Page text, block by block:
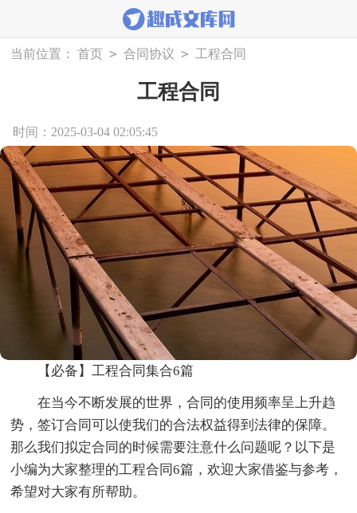
当前位置： 首页 > 合同协议 > 工程合同
工程合同
时间：2025-03-04 02:05:45
【必备】工程合同集合6篇
在当今不断发展的世界，合同的使用频率呈上升趋
势，签订合同可以使我们的合法权益得到法律的保障。
那么我们拟定合同的时候需要注意什么问题呢？以下是
小编为大家整理的工程合同6篇，欢迎大家借鉴与参考，
希望对大家有所帮助。